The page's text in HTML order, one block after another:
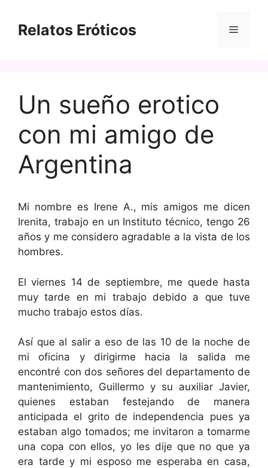
contenido
Relatos Eróticos Menú
Un sueño erotico
con mi amigo de
Argentina
Mi nombre es Irene A., mis amigos me dicen
Irenita, trabajo en un Instituto técnico, tengo 26
años y me considero agradable a la vista de los
hombres.
El viernes 14 de septiembre, me quede hasta
muy tarde en mi trabajo debido a que tuve
mucho trabajo estos días.
Así que al salir a eso de las 10 de la noche de
mi oficina y dirigirme hacia la salida me
encontré con dos señores del departamento de
mantenimiento, Guillermo y su auxiliar Javier,
quienes estaban festejando de manera
anticipada el grito de independencia pues ya
estaban algo tomados; me invitaron a tomarme
una copa con ellos, yo les dije que no que ya
era tarde y mi esposo me esperaba en casa,